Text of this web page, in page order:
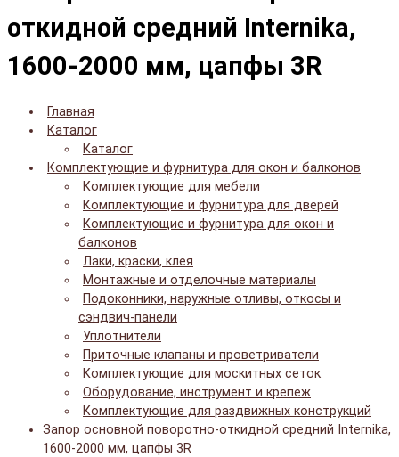
откидной средний Internika,
1600-2000 мм, цапфы 3R
Главная
Каталог
Каталог
Комплектующие и фурнитура для окон и балконов
Комплектующие для мебели
Комплектующие и фурнитура для дверей
Комплектующие и фурнитура для окон и
балконов
Лаки, краски, клея
Монтажные и отделочные материалы
Подоконники, наружные отливы, откосы и
сэндвич-панели
Уплотнители
Приточные клапаны и проветриватели
Комплектующие для москитных сеток
Оборудование, инструмент и крепеж
Комплектующие для раздвижных конструкций
Запор основной поворотно-откидной средний Internika,
1600-2000 мм, цапфы 3R